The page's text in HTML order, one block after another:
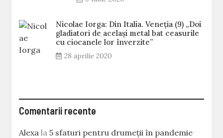
Nicolae Iorga: Din Italia. Veneţia (9) „Doi
gladiatori de același metal bat ceasurile
cu ciocanele lor înverzite”
28 aprilie 2020
Comentarii recente
Alexa la5 sfaturi pentru drumeții în pandemie